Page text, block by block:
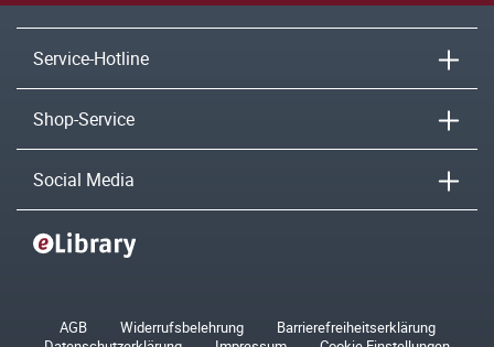
Service-Hotline
Shop-Service
Social Media
AGB Widerrufsbelehrung
Barrierefreiheitserklärung